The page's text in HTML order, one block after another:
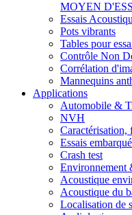
MOYEN
Essais
Pots vibrants
Tables pour
Contrôle Non
Corrélation
Mannequins
Applications
Automobile &
NVH
Essais
Crash test
Environnement
Acoustique
Acoustique du
Localisation de